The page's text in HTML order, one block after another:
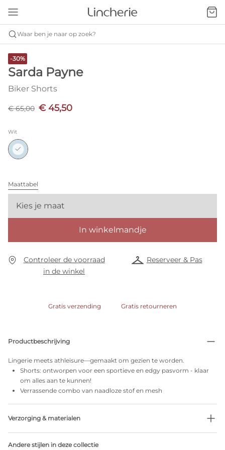
Waar ben je naar op zoek?
-30%
Sarda Payne
Biker Shorts
€ 65,00 € 45,50
Wit
Maattabel
Kies je maat
In winkelmandje
Controleer de voorraad
in de winkel
Reserveer & Pas
Gratis verzending Gratis retourneren
Productbeschrijving
Lingerie meets athleisure—gemaakt om gezien te worden.
Shorts: ontworpen voor een sportieve en edgy pasvorm - klaar
om alles aan te kunnen!
Verrassende combo van naadloze stof en mesh
Verzorging & materialen
Andere stijlen in deze collectie